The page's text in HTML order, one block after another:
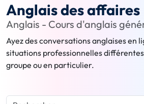
Anglais des affaires
Anglais - Cours d'anglais
Ayez des conversations anglaises en
situations professionnelles
groupe ou en particulier.